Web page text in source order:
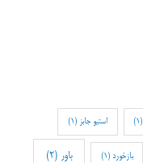
(1) استیو جابز (1)
بازخورد (1) باور (2)